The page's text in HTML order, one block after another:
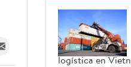
logística en